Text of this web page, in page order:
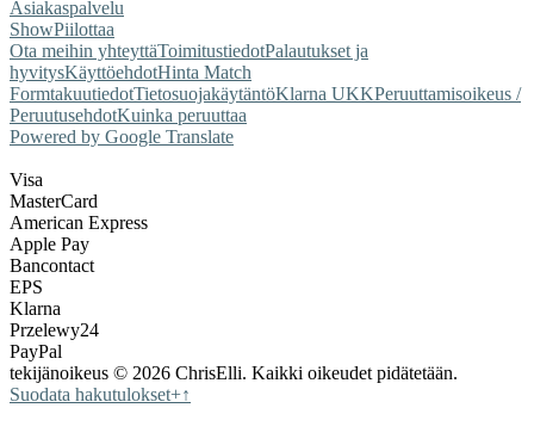
Asiakaspalvelu
ShowPiilottaa
Ota meihin yhteyttäToimitustiedotPalautukset ja
hyvitysKäyttöehdotHinta Match
FormtakuutiedotTietosuojakäytäntöKlarna UKKPeruuttamisoikeus /
PeruutusehdotKuinka peruuttaa
Powered by Google Translate
Visa
MasterCard
American Express
Apple Pay
Bancontact
EPS
Klarna
Przelewy24
PayPal
tekijänoikeus © 2026 ChrisElli. Kaikki oikeudet pidätetään.
Suodata hakutulokset+↑